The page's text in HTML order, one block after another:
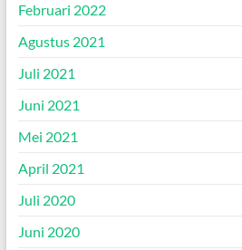
Februari 2022
Agustus 2021
Juli 2021
Juni 2021
Mei 2021
April 2021
Juli 2020
Juni 2020